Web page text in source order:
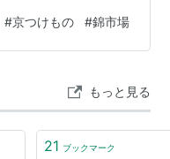
て、女将さんに「ど
っかけです。 デパー
るんです。 まず、重
て、日持ちしな…
#京つけもの #錦市場
もっと見る
21 ブックマーク